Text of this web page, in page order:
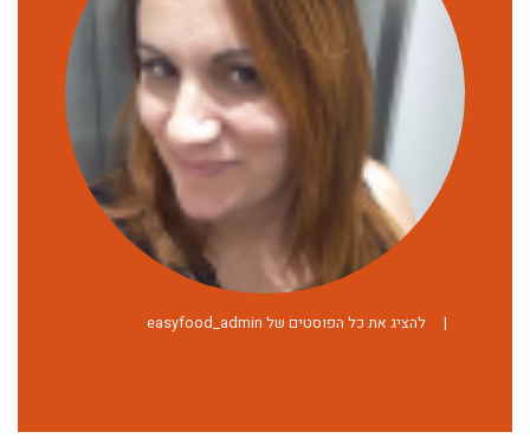
| להציג את כל הפוסטים של easyfood_admin